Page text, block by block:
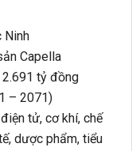
Ninh
Capella
tỷ đồng
– 2071)
tử, cơ khí, chế
dược phẩm, tiểu